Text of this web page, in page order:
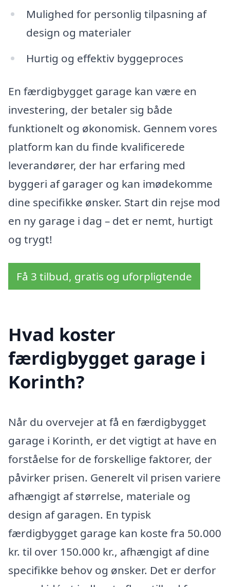
Mulighed for personlig tilpasning af
design og materialer
Hurtig og effektiv byggeproces
En færdigbygget garage kan være en
investering, der betaler sig både
funktionelt og økonomisk. Gennem vores
platform kan du finde kvalificerede
leverandører, der har erfaring med
byggeri af garager og kan imødekomme
dine specifikke ønsker. Start din rejse mod
en ny garage i dag – det er nemt, hurtigt
og trygt!
Få 3 tilbud, gratis og uforpligtende
Hvad koster
færdigbygget garage i
Korinth?
Når du overvejer at få en færdigbygget
garage i Korinth, er det vigtigt at have en
forståelse for de forskellige faktorer, der
påvirker prisen. Generelt vil prisen variere
afhængigt af størrelse, materiale og
design af garagen. En typisk
færdigbygget garage kan koste fra 50.000
kr. til over 150.000 kr., afhængigt af dine
specifikke behov og ønsker. Det er derfor